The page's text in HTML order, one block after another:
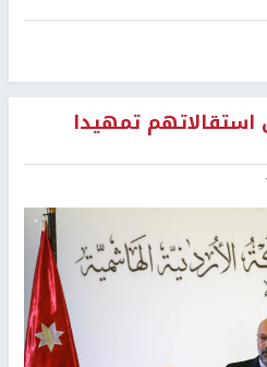
استقالاتهم تمهيدا